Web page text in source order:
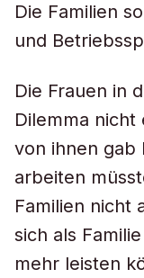
Die Familien
und
Die Frauen in
Dilemma nicht
von ihnen gab
arbeiten
Familien nicht
sich als
mehr leisten